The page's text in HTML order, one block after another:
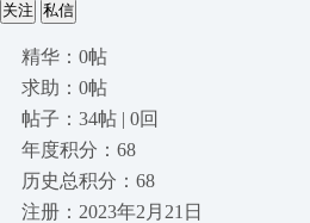
关注 私信
精华：0帖
求助：0帖
帖子：34帖 | 0回
年度积分：68
历史总积分：68
注册：2023年2月21日